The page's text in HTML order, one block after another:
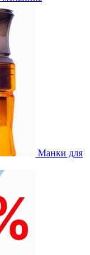
Манки для